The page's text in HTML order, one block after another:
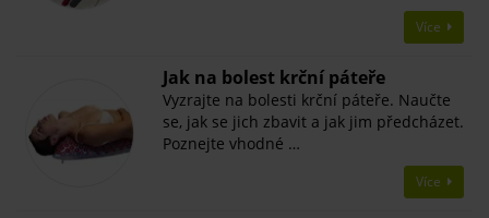
Více
Jak na bolest krční páteře
Vyzrajte na bolesti krční páteře. Naučte
se, jak se jich zbavit a jak jim předcházet.
Poznejte vhodné …
Více